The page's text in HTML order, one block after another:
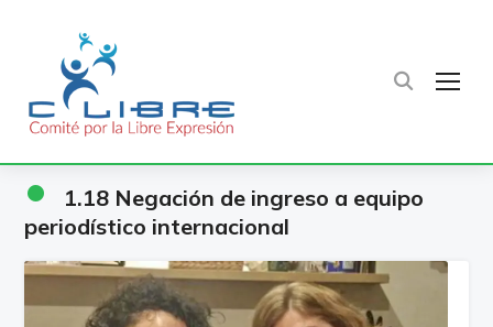
•
1.18 Negación de ingreso a equipo
periodístico internacional